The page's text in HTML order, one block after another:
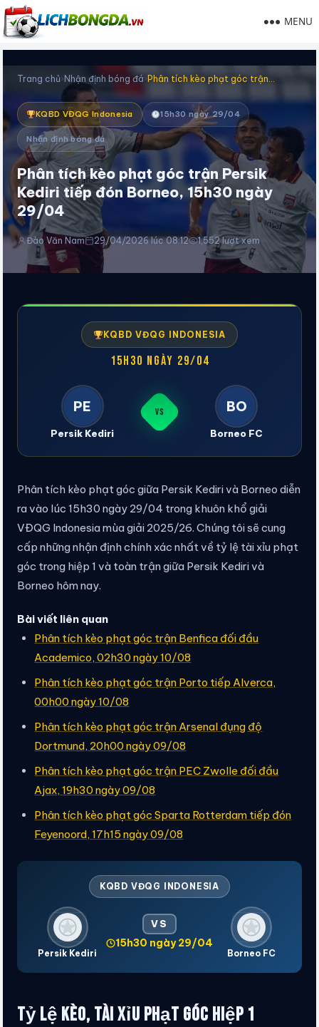
MENU
Trang chủ› Nhận định bóng đá› Phân tích kèo phạt góc trận…
KQBD VĐQG Indonesia 15h30 ngày 29/04
Nhận định bóng đá
Phân tích kèo phạt góc trận Persik
Kediri tiếp đón Borneo, 15h30 ngày
29/04
Đào Văn Nam 29/04/2026 lúc 08:12 1,552 lượt xem
KQBD VĐQG INDONESIA
15h30 ngày 29/04
PE
Persik Kediri
VS BO
Borneo FC
Phân tích kèo phạt góc giữa Persik Kediri và Borneo diễn
ra vào lúc 15h30 ngày 29/04 trong khuôn khổ giải
VĐQG Indonesia mùa giải 2025/26. Chúng tôi sẽ cung
cấp những nhận định chính xác nhất về tỷ lệ tài xỉu phạt
góc trong hiệp 1 và toàn trận giữa Persik Kediri và
Borneo hôm nay.
Bài viết liên quan
Phân tích kèo phạt góc trận Benfica đối đầu
Academico, 02h30 ngày 10/08
Phân tích kèo phạt góc trận Porto tiếp Alverca,
00h00 ngày 10/08
Phân tích kèo phạt góc trận Arsenal đụng độ
Dortmund, 20h00 ngày 09/08
Phân tích kèo phạt góc trận PEC Zwolle đối đầu
Ajax, 19h30 ngày 09/08
Phân tích kèo phạt góc Sparta Rotterdam tiếp đón
Feyenoord, 17h15 ngày 09/08
KQBD VĐQG INDONESIA
Persik Kediri
VS
15h30 ngày 29/04
Borneo FC
Tỷ lệ kèo, tài xỉu phạt góc Hiệp 1